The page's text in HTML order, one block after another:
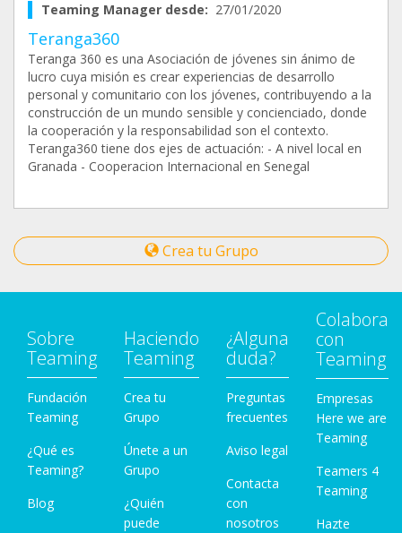
Teaming Manager desde: 27/01/2020
Teranga360
Teranga 360 es una Asociación de jóvenes sin ánimo de
lucro cuya misión es crear experiencias de desarrollo
personal y comunitario con los jóvenes, contribuyendo a la
construcción de un mundo sensible y concienciado, donde
la cooperación y la responsabilidad son el contexto.
Teranga360 tiene dos ejes de actuación: - A nivel local en
Granada - Cooperacion Internacional en Senegal
Crea tu Grupo
Sobre
Teaming
Fundación
Teaming
¿Qué es
Teaming?
Blog
Haciendo
Teaming
Crea tu
Grupo
Únete a un
Grupo
¿Quién
puede
¿Alguna
duda?
Preguntas
frecuentes
Aviso legal
Contacta
con
nosotros
Colabora
con
Teaming
Empresas
Here we are
Teaming
Teamers 4
Teaming
Hazte